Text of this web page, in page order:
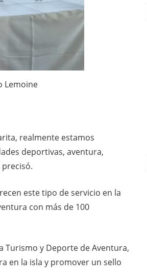
Lemoine
realmente estamos
deportivas, aventura,
este tipo de servicio en la
con más de 100
Turismo y Deporte de Aventura,
en la isla y promover un sello